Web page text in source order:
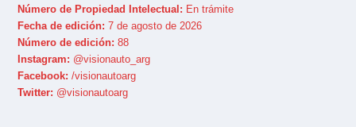
Número de Propiedad Intelectual: En trámite
Fecha de edición: 7 de agosto de 2026
Número de edición: 88
Instagram: @visionauto_arg
Facebook: /visionautoarg
Twitter: @visionautoarg